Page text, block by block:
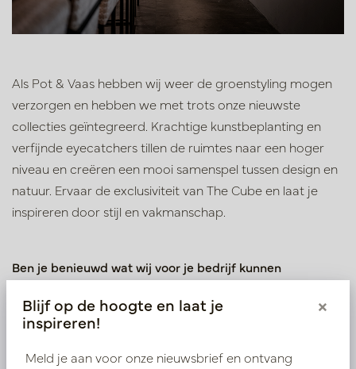
Als Pot & Vaas hebben wij weer de groenstyling mogen
verzorgen en hebben we met trots onze nieuwste
collecties geïntegreerd. Krachtige kunstbeplanting en
verfijnde eyecatchers tillen de ruimtes naar een hoger
niveau en creëren een mooi samenspel tussen design en
natuur. Ervaar de exclusiviteit van The Cube en laat je
inspireren door stijl en vakmanschap.
Ben je benieuwd wat wij voor je bedrijf kunnen
inspiratiecentrum in Oisterwijk of neem contact op via
onderstaande gegevens.
Blijf op de hoogte en laat je
inspireren!
×
Meld je aan voor onze nieuwsbrief en ontvang